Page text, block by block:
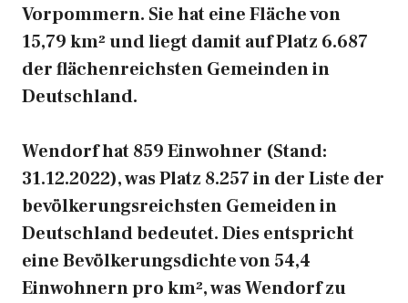
Vorpommern. Sie hat eine Fläche von
15,79 km² und liegt damit auf Platz 6.687
der flächenreichsten Gemeinden in
Deutschland.
Wendorf hat 859 Einwohner (Stand:
31.12.2022), was Platz 8.257 in der Liste der
bevölkerungsreichsten Gemeiden in
Deutschland bedeutet. Dies entspricht
eine Bevölkerungsdichte von 54,4
Einwohnern pro km², was Wendorf zu